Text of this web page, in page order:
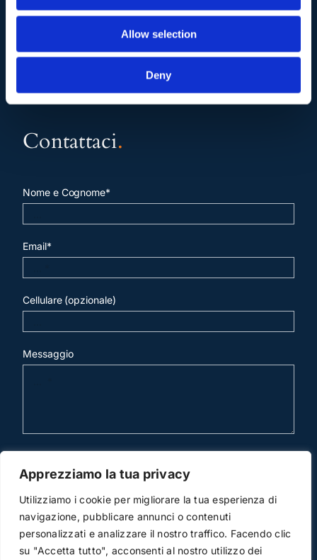
Allow selection
Deny
Apprezziamo la tua privacy
Utilizziamo i cookie per migliorare la tua esperienza di
navigazione, pubblicare annunci o contenuti
personalizzati e analizzare il nostro traffico. Facendo clic
su "Accetta tutto", acconsenti al nostro utilizzo dei
Contattaci.
Nome e Cognome*
Email*
Cellulare (opzionale)
Messaggio
invia mail